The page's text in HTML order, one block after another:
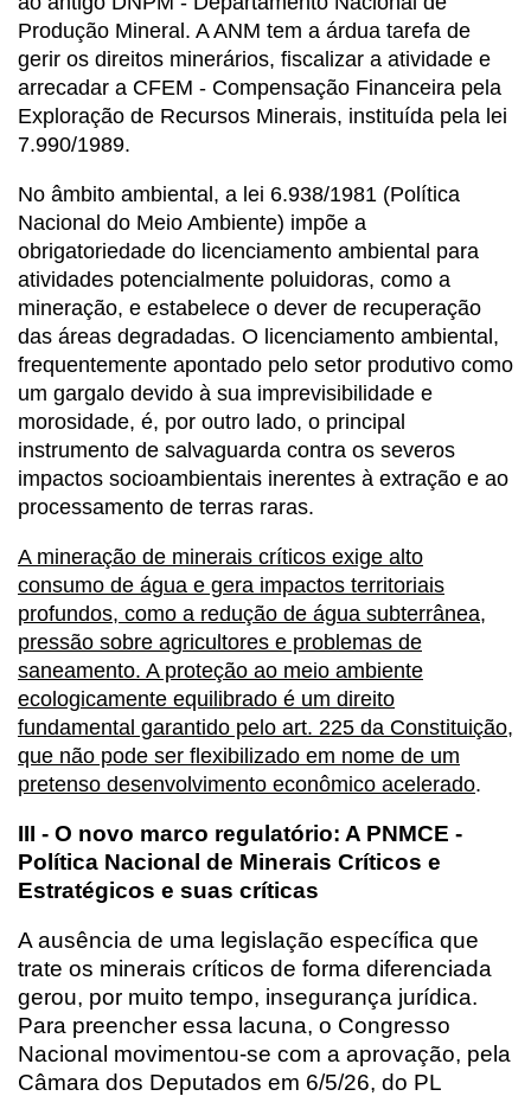
Produção Mineral. A ANM tem a árdua tarefa de
gerir os direitos minerários, fiscalizar a atividade e
arrecadar a CFEM - Compensação Financeira pela
Exploração de Recursos Minerais, instituída pela lei
7.990/1989.
No âmbito ambiental, a lei 6.938/1981 (Política
Nacional do Meio Ambiente) impõe a
obrigatoriedade do licenciamento ambiental para
atividades potencialmente poluidoras, como a
mineração, e estabelece o dever de recuperação
das áreas degradadas. O licenciamento ambiental,
frequentemente apontado pelo setor produtivo como
um gargalo devido à sua imprevisibilidade e
morosidade, é, por outro lado, o principal
instrumento de salvaguarda contra os severos
impactos socioambientais inerentes à extração e ao
processamento de terras raras.
A mineração de minerais críticos exige alto
consumo de água e gera impactos territoriais
profundos, como a redução de água subterrânea,
pressão sobre agricultores e problemas de
saneamento. A proteção ao meio ambiente
ecologicamente equilibrado é um direito
fundamental garantido pelo art. 225 da Constituição,
que não pode ser flexibilizado em nome de um
pretenso desenvolvimento econômico acelerado.
III - O novo marco regulatório: A PNMCE -
Política Nacional de Minerais Críticos e
Estratégicos e suas críticas
A ausência de uma legislação específica que
trate os minerais críticos de forma diferenciada
gerou, por muito tempo, insegurança jurídica.
Para preencher essa lacuna, o Congresso
Nacional movimentou-se com a aprovação, pela
Câmara dos Deputados em 6/5/26, do PL